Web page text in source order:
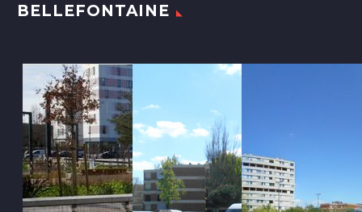
BELLEFONTAINE